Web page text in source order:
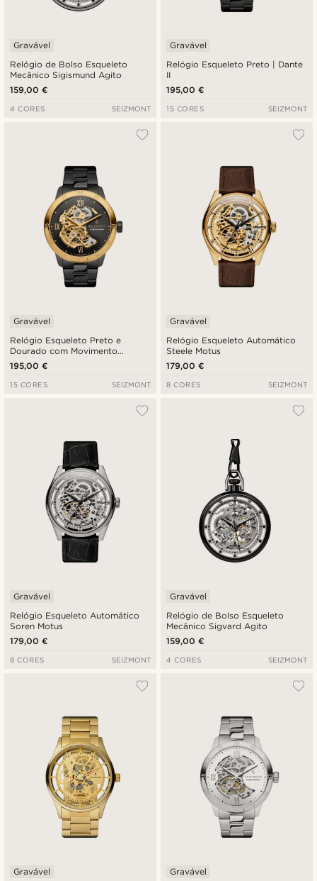
Relógio de Bolso Esqueleto
Mecânico Sigismund Agito
Gravável
159,00 €
4 CORES SEIZMONT
Relógio Esqueleto Preto | Dante
II
Gravável
195,00 €
15 CORES SEIZMONT
Relógio Esqueleto Preto e
Dourado com Movimento
Dourado | Dante II
Gravável
195,00 €
15 CORES SEIZMONT
Relógio Esqueleto Automático
Steele Motus
Gravável
179,00 €
8 CORES SEIZMONT
Relógio Esqueleto Automático
Soren Motus
Gravável
179,00 €
8 CORES SEIZMONT
Relógio de Bolso Esqueleto
Mecânico Sigvard Agito
Gravável
159,00 €
4 CORES SEIZMONT
Gravável Gravável